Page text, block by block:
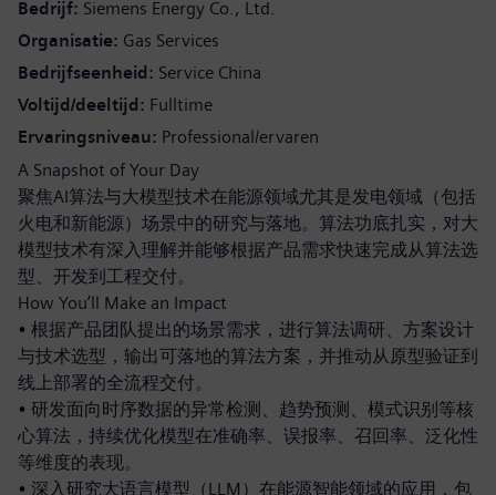
Bedrijf Siemens Energy Co., Ltd.
Organisatie Gas Services
Bedrijfseenheid Service China
Voltijd/deeltijd Fulltime
Ervaringsniveau Professional/ervaren
A Snapshot of Your Day
聚焦AI算法与大模型技术在能源领域尤其是发电领域（包括
火电和新能源）场景中的研究与落地。算法功底扎实，对大
模型技术有深入理解并能够根据产品需求快速完成从算法选
型、开发到工程交付。
How You’ll Make an Impact
• 根据产品团队提出的场景需求，进行算法调研、方案设计
与技术选型，输出可落地的算法方案，并推动从原型验证到
线上部署的全流程交付。
• 研发面向时序数据的异常检测、趋势预测、模式识别等核
心算法，持续优化模型在准确率、误报率、召回率、泛化性
等维度的表现。
• 深入研究大语言模型（LLM）在能源智能领域的应用，包